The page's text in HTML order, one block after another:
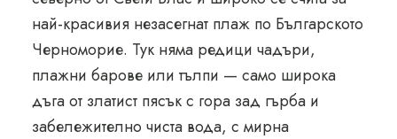
най-красивия незасегнат плаж по Българското
Черноморие. Тук няма редици чадъри,
плажни барове или тълпи — само широка
дъга от златист пясък с гора зад гърба и
забележително чиста вода, с мирна